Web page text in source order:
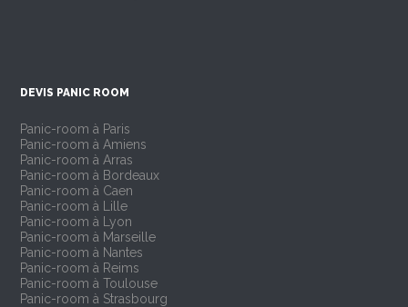
DEVIS PANIC ROOM
Panic-room à Paris
Panic-room à Amiens
Panic-room à Arras
Panic-room à Bordeaux
Panic-room à Caen
Panic-room à Lille
Panic-room à Lyon
Panic-room à Marseille
Panic-room à Nantes
Panic-room à Reims
Panic-room à Toulouse
Panic-room à Strasbourg